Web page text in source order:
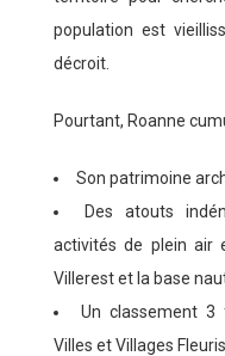
population est
décroit.
Pourtant, Roanne
Son patrimoine
Des atouts
activités de plein
Villerest et la base
Un classement 3
Villes et Villages Fleuris